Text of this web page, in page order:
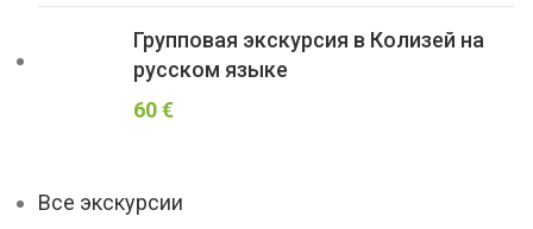
Групповая экскурсия в Колизей на
русском языке
60€
Все экскурсии